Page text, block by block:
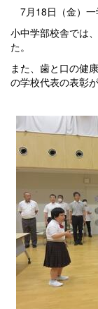
7月18日（金）一
小中学部校舎では
た。
また、歯と口の健
の学校代表の表彰